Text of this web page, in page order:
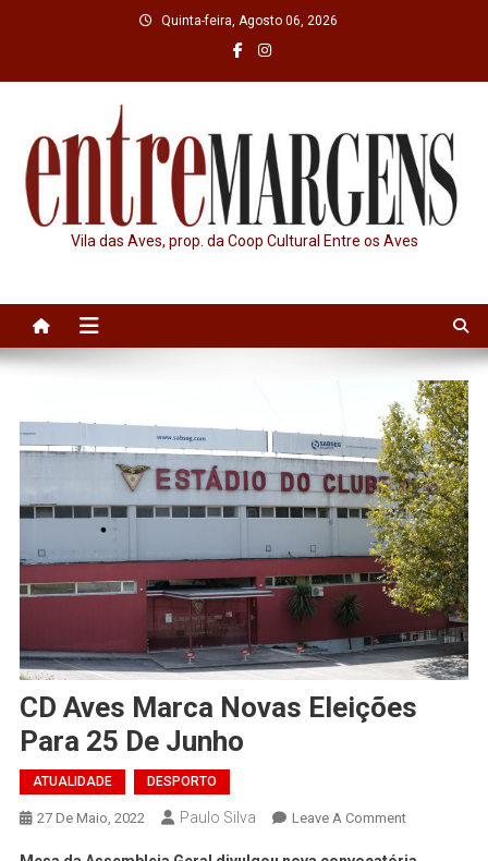
Quinta-feira, Agosto 06, 2026
Vila das Aves, prop. da Coop Cultural Entre os Aves
CD Aves Marca Novas Eleições
Para 25 De Junho
ATUALIDADE DESPORTO
27 De Maio, 2022 Paulo Silva Leave A CommentOn